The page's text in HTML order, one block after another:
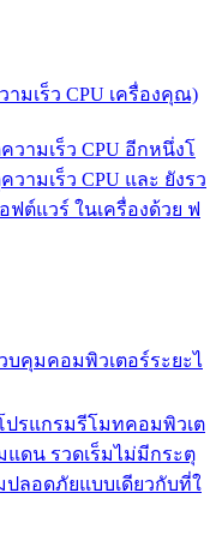
ามเร็ว CPU เครื่องคุณ)
วามเร็ว CPU อีกหนึ่งโ
ามเร็ว CPU และ ยังรว
ต์แวร์ ในเครื่องด้วย ฟ
บคุมคอมพิวเตอร์ระยะไ
ปรแกรมรีโมทคอมพิวเต
ดน รวดเร็มไม่มีกระตุ
ลอดภัยแบบเดียวกับที่ใ